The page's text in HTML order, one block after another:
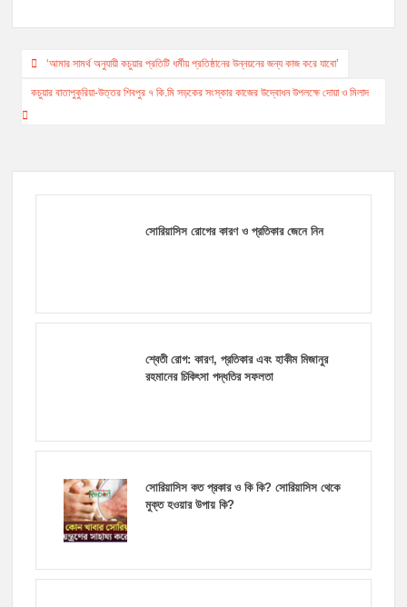
Post
navigation
‘আমার সামর্থ অনুযায়ী কচুয়ার প্রতিটি ধর্মীয় প্রতিষ্ঠানের উন্নয়নের জন্য কাজ করে যাবো’
কচুয়ার বাতাপুকুরিয়া-উত্তর শিবপুর ৭ কি.মি সড়কের সংস্কার কাজের উদ্বোধন উপলক্ষে দোয়া ও মিলাদ
সোরিয়াসিস রোগের কারণ ও প্রতিকার জেনে নিন
শ্বেতী রোগ: কারণ, প্রতিকার এবং হাকীম মিজানুর
রহমানের চিকিৎসা পদ্ধতির সফলতা
সোরিয়াসিস কত প্রকার ও কি কি? সোরিয়াসিস থেকে
মুক্ত হওয়ার উপায় কি?